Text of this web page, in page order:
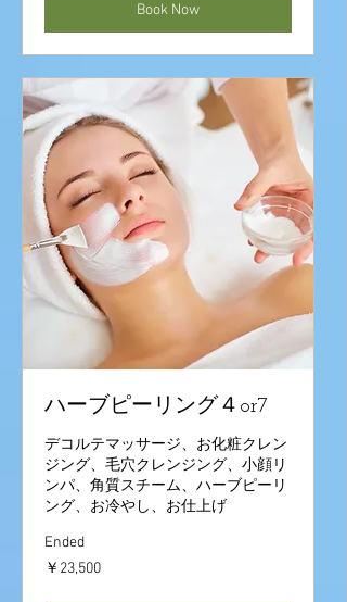
Book Now
ハーブピーリング４or7
デコルテマッサージ、お化粧クレン
ジング、毛穴クレンジング、小顔リ
ンパ、角質スチーム、ハーブピーリ
ング、お冷やし、お仕上げ
Ended
23,500
円
￥23,500